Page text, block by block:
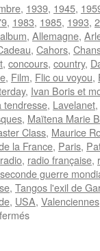
, 1939, 1945,
, 1983, 1985, 1993,
album, Allemagne,
, Cahors,
, concours, country,
, Film, Flic ou voyou,
, Ivan Boris et
tendresse, Lavelanet,
, Maïtena Marie
Class, Maurice
la France, Paris,
radio, radio française,
seconde guerre
, Tangos l'exil de
, USA, Valenciennes
sur